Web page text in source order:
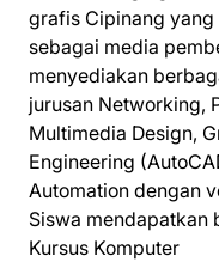
grafis Cipinang yang
sebagai media
menyediakan
jurusan Networking,
Multimedia Design,
Engineering
Automation dengan
Siswa mendapatkan
Kursus Komputer